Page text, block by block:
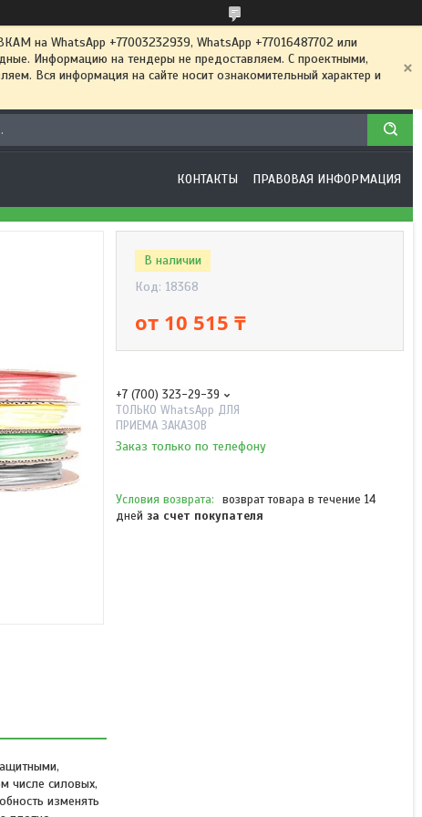
WhatsApp +77003232939, WhatsApp +77016487702 или
Информацию на тендеры не предоставляем. С проектными,
Вся информация на сайте носит ознакомительный характер и
КОНТАКТЫ ПРАВОВАЯ ИНФОРМАЦИЯ
числе силовых,
изменять
В наличии
Код: 18368
от 10 515 ₸
+7 (700) 323-29-39
ТОЛЬКО WhatsApp ДЛЯ
ПРИЕМА ЗАКАЗОВ
Заказ только по телефону
возврат товара в течение 14
дней за счет покупателя